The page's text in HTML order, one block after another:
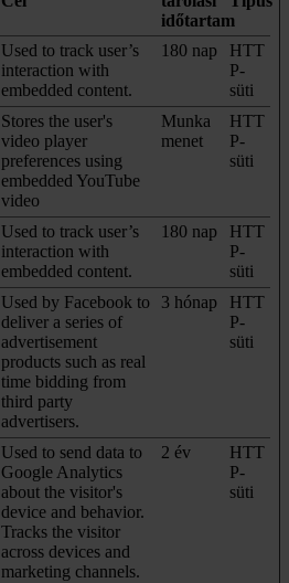
időtartam
Used to track user’s
interaction with
embedded content.
180 nap
HTT
P-
süti
Stores the user's
video player
preferences using
embedded YouTube
video
Munka
menet
HTT
P-
süti
Used to track user’s
interaction with
embedded content.
180 nap
HTT
P-
süti
Used by Facebook to
deliver a series of
advertisement
products such as real
time bidding from
third party
advertisers.
3 hónap
HTT
P-
süti
Used to send data to
Google Analytics
about the visitor's
device and behavior.
Tracks the visitor
across devices and
marketing channels.
2 év
HTT
P-
süti